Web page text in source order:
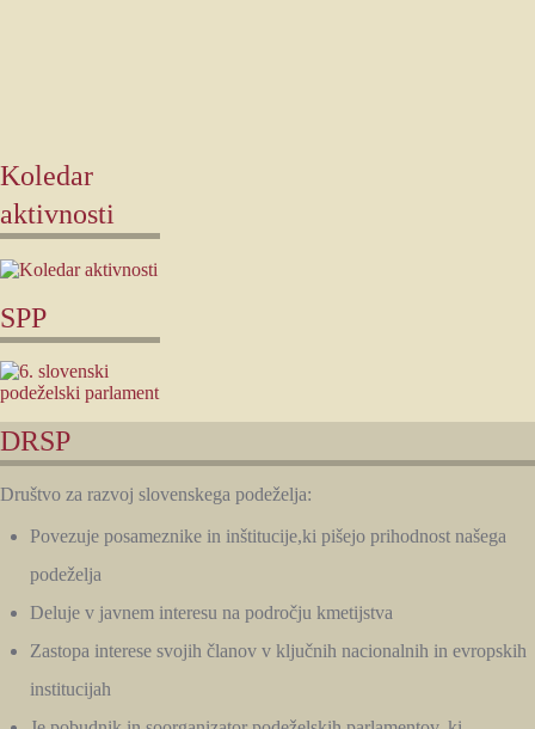
Koledar
aktivnosti
SPP
DRSP
Društvo za razvoj slovenskega podeželja:
Povezuje posameznike in inštitucije,ki pišejo prihodnost našega
podeželja
Deluje v javnem interesu na področju kmetijstva
Zastopa interese svojih članov v ključnih nacionalnih in evropskih
institucijah